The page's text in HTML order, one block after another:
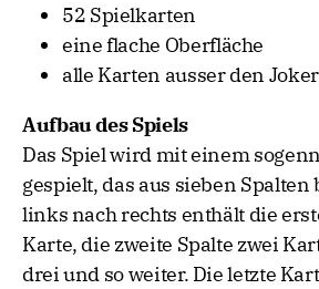
52 Spielkarten
eine flache Oberfläche
alle Karten ausser den
Aufbau des Spiels
Das Spiel wird mit einem
gespielt, das aus sieben Spalten
links nach rechts enthält die
Karte, die zweite Spalte zwei
drei und so weiter. Die letzte